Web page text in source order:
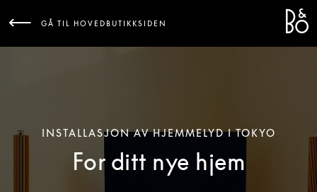
GÅ TIL HOVEDBUTIKKSIDEN
INSTALLASJON AV HJEMMELYD I TOKYO
For ditt nye hjem